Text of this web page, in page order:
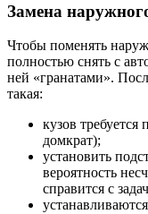
Замена
Чтобы поменять
полностью снять с
ней «гранатами».
такая:
кузов
домкрат);
установить
вероятность
справится с